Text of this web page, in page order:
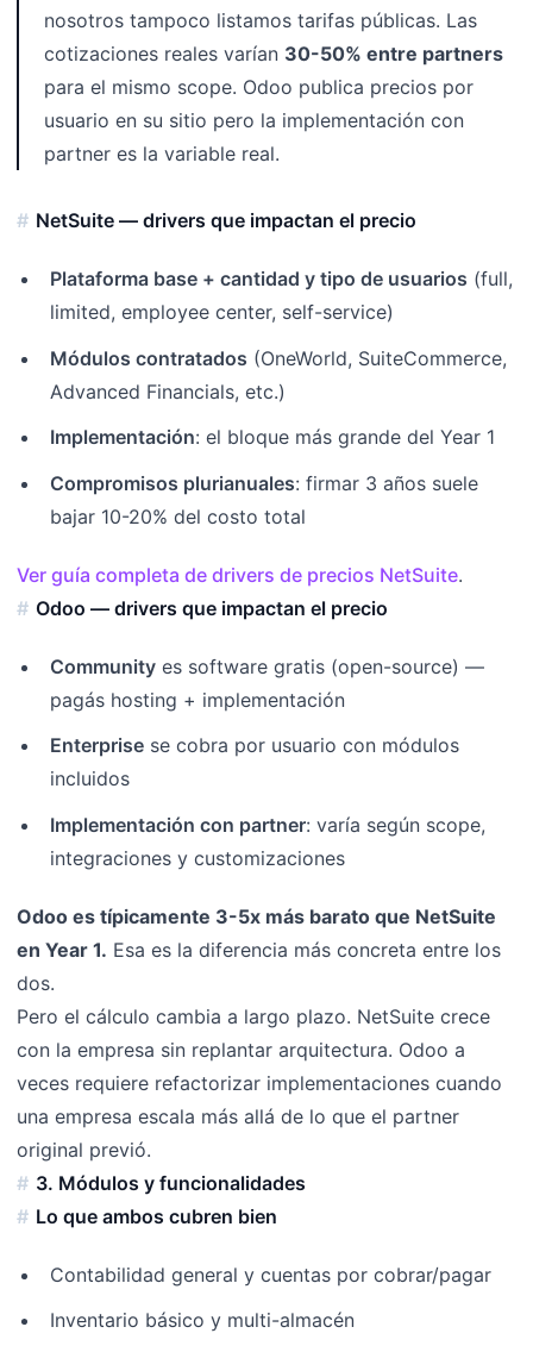
nosotros tampoco listamos tarifas públicas. Las
cotizaciones reales varían 30-50% entre partners
para el mismo scope. Odoo publica precios por
usuario en su sitio pero la implementación con
partner es la variable real.
NetSuite — drivers que impactan el precio
Plataforma base + cantidad y tipo de usuarios (full,
limited, employee center, self-service)
Módulos contratados (OneWorld, SuiteCommerce,
Advanced Financials, etc.)
Implementación: el bloque más grande del Year 1
Compromisos plurianuales: firmar 3 años suele
bajar 10-20% del costo total
Ver guía completa de drivers de precios NetSuite.
Odoo — drivers que impactan el precio
Community es software gratis (open-source) —
pagás hosting + implementación
Enterprise se cobra por usuario con módulos
incluidos
Implementación con partner: varía según scope,
integraciones y customizaciones
Odoo es típicamente 3-5x más barato que NetSuite
en Year 1. Esa es la diferencia más concreta entre los
dos.
Pero el cálculo cambia a largo plazo. NetSuite crece
con la empresa sin replantar arquitectura. Odoo a
veces requiere refactorizar implementaciones cuando
una empresa escala más allá de lo que el partner
original previó.
3. Módulos y funcionalidades
Lo que ambos cubren bien
Contabilidad general y cuentas por cobrar/pagar
Inventario básico y multi-almacén